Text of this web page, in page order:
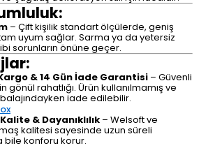
– Çift kişilik standart ölçülerde, geniş
uyum sağlar. Sarma ya da yetersiz
sorunların önüne geçer.
& 14 Gün İade Garantisi – Güvenli
gönül rahatlığı. Ürün kullanılmamış ve
iade edilebilir.
& Dayanıklılık – Welsoft ve
kalitesi sayesinde uzun süreli
bile konforu korur.